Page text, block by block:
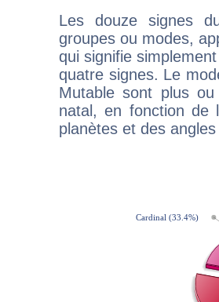
Les douze signes
groupes ou modes,
qui signifie
quatre signes. Le
Mutable sont plus
natal, en fonction de
planètes et des